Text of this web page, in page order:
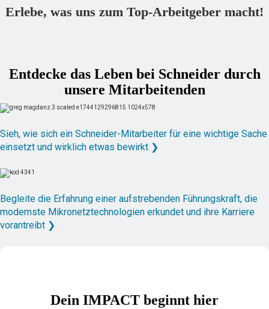
Erlebe, was uns zum Top-Arbeitgeber macht!
Entdecke das Leben bei Schneider durch
unsere Mitarbeitenden
Sieh, wie sich ein Schneider-Mitarbeiter für eine wichtige Sache
einsetzt und wirklich etwas bewirkt ❯
Begleite die Erfahrung einer aufstrebenden Führungskraft, die
modernste Mikronetztechnologien erkundet und ihre Karriere
vorantreibt ❯
Dein IMPACT beginnt hier